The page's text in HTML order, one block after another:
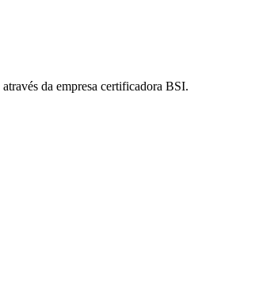
da empresa certificadora BSI.